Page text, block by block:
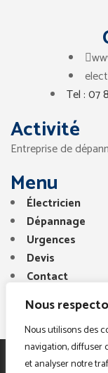
Nous
Nous utilisons des
navigation, diffuser
et analyser notre
Tel : 07
Activité
Entreprise de
Menu
Électricien
Dépannage
Urgences
Devis
Contact
Copyright ©